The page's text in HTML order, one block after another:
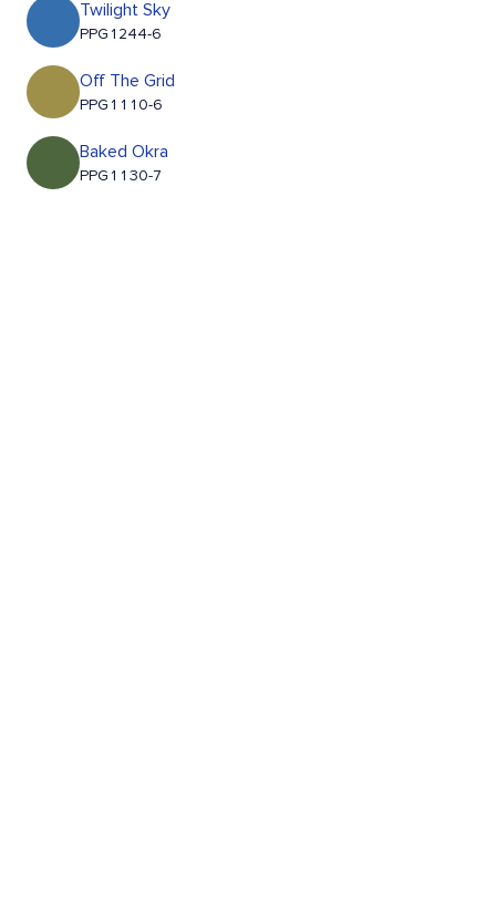
Twilight Sky
PPG1244-6
Off The Grid
PPG1110-6
Baked Okra
PPG1130-7